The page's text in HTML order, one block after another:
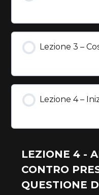
Lezione 3 –
Lezione 4 –
LEZIONE 4 -
CONTRO
QUESTIONE